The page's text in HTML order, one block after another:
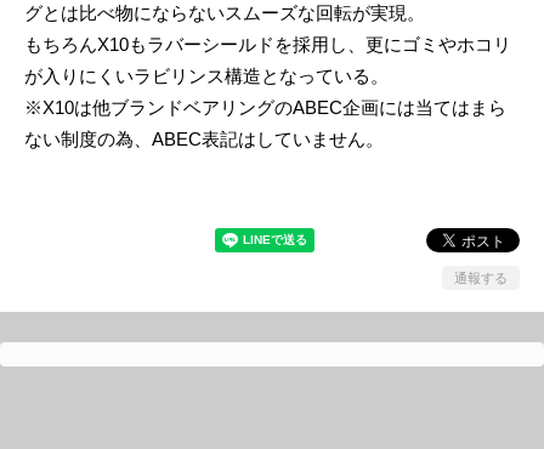
グとは比べ物にならないスムーズな回転が実現。
もちろんX10もラバーシールドを採用し、更にゴミやホコリ
が入りにくいラビリンス構造となっている。
※X10は他ブランドベアリングのABEC企画には当てはまら
ない制度の為、ABEC表記はしていません。
通報する